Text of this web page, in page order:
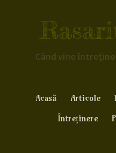
Când vine
Acasă Articole
Întreținere